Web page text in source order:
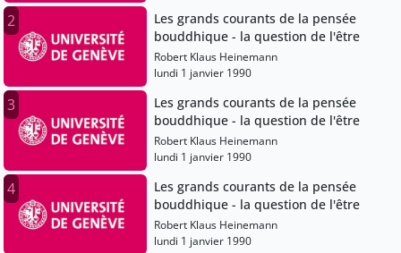
2
Les grands courants de la pensée
bouddhique - la question de l'être
Robert Klaus Heinemann
lundi 1 janvier 1990
3
Les grands courants de la pensée
bouddhique - la question de l'être
Robert Klaus Heinemann
lundi 1 janvier 1990
4
Les grands courants de la pensée
bouddhique - la question de l'être
Robert Klaus Heinemann
lundi 1 janvier 1990